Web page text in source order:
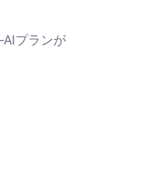
プランが